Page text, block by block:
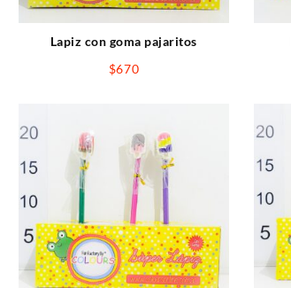
Lapiz con goma pajaritos
$670